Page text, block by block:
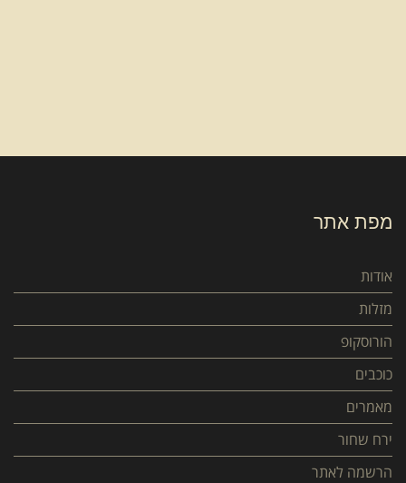
מפת אתר
אודות
מזלות
הורוסקופ
כוכבים
מאמרים
ירח שחור
הרשמה לאתר